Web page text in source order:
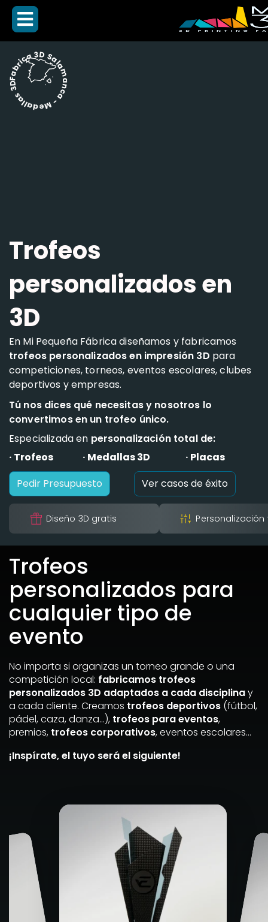
Fabrica 3D Salamanca - Medallas 3D -
Trofeos
personalizados en
3D
En Mi Pequeña Fábrica diseñamos y fabricamos
trofeos personalizados en impresión 3D para
competiciones, torneos, eventos escolares, clubes
deportivos y empresas.
Tú nos dices qué necesitas y nosotros lo
convertimos en un trofeo único.
Especializada en personalización total de:
· Trofeos
· Medallas 3D
· Placas
Pedir Presupuesto
Ver casos de éxito
Diseño 3D gratis
Trofeos
personalizados para
cualquier tipo de
evento
No importa si organizas un torneo grande o una
competición local: fabricamos trofeos
personalizados 3D adaptados a cada disciplinay
a cada cliente. Creamos trofeos deportivos (fútbol,
pádel, caza, danza…), trofeos para eventos,
premios, trofeos corporativos, eventos escolares…
¡Inspírate, el tuyo será el siguiente!